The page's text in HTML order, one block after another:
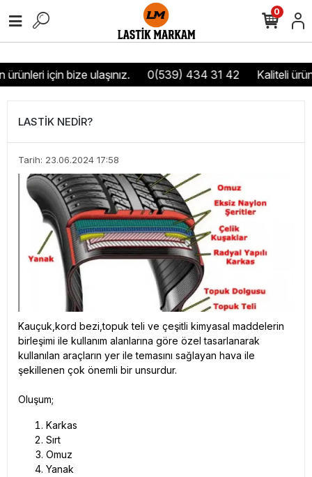
için bize ulaşınız. 0(539) 434 31 42 Kaliteli
0
LASTİK NEDİR?
Tarih: 23.06.2024 17:58
Kauçuk,kord bezi,topuk teli ve çeşitli kimyasal maddelerin
birleşimi ile kullanım alanlarına göre özel tasarlanarak
kullanılan araçların yer ile temasını sağlayan hava ile
şekillenen çok önemli bir unsurdur.
Oluşum;
Karkas
Sırt
Omuz
Yanak